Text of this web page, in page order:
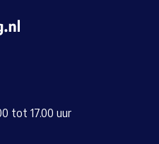
tot 17.00 uur